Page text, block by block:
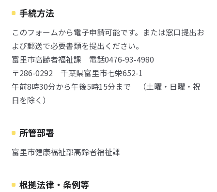
手続方法
このフォームから電子申請可能です。または窓口提出お
よび郵送で必要書類を提出ください。
富里市高齢者福祉課 電話0476-93-4980
〒286-0292 千葉県富里市七栄652-1
午前8時30分から午後5時15分まで （土曜・日曜・祝
日を除く）
所管部署
富里市健康福祉部高齢者福祉課
根拠法律・条例等